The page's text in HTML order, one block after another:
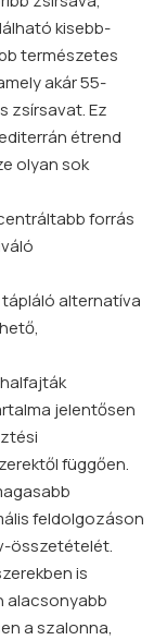
kisebb-
természetes
akár 55-
zsírsavat. Ez
étrend
olyan sok
forrás
tápláló alternatíva
jelentősen
függően.
feldolgozáson
összetételét.
is
alacsonyabb
a szalonna,